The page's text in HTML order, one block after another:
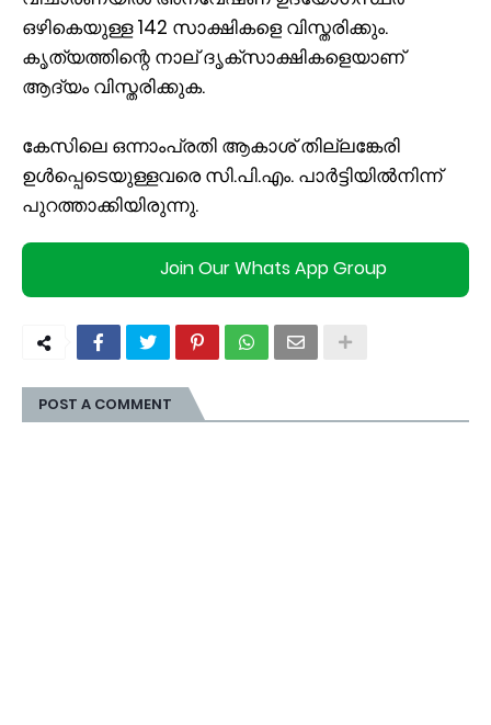
ഒഴികെയുള്ള 142 സാക്ഷികളെ വിസ്തരിക്കും.
കൃത്യത്തിന്റെ നാല്‌ ദൃക്‌സാക്ഷികളെയാണ്
ആദ്യം വിസ്തരിക്കുക.
കേസിലെ ഒന്നാംപ്രതി ആകാശ് തില്ലങ്കേരി
ഉൾപ്പെടെയുള്ളവരെ സി.പി.എം. പാർട്ടിയിൽനിന്ന്
പുറത്താക്കിയിരുന്നു.
Join Our Whats App Group
POST A COMMENT